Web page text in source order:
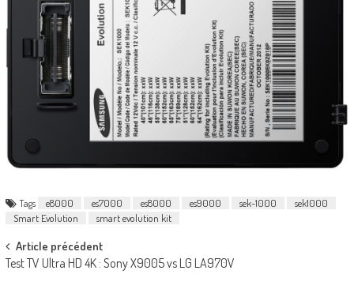
Tags e8000 es7000 es8000 es9000 sek-1000
sek1000
Smart Evolution
smart evolution kit
Post
navigation
Article précédent
Test TV Ultra HD 4K : Sony X9005 vs LG LA970V